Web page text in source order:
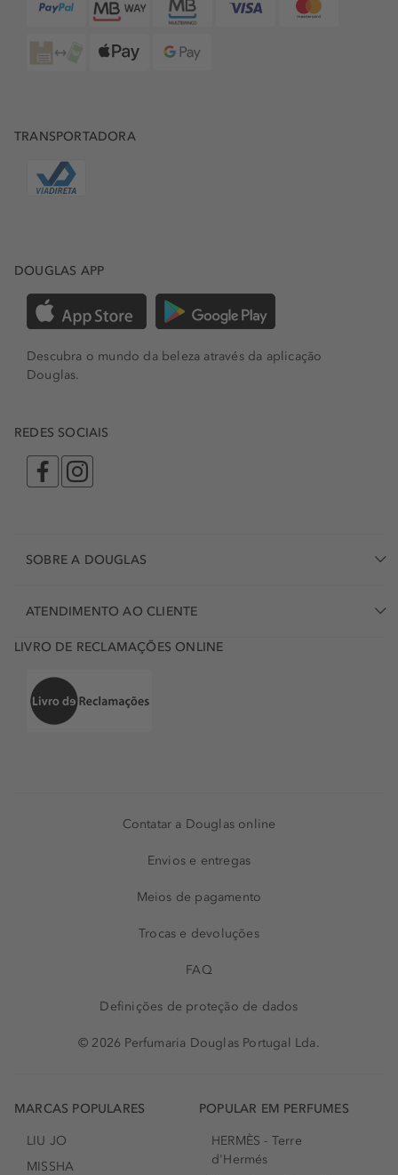
TRANSPORTADORA
DOUGLAS APP
Descubra o mundo da beleza através da aplicação
Douglas.
REDES SOCIAIS
SOBRE A DOUGLAS
ATENDIMENTO AO CLIENTE
LIVRO DE RECLAMAÇÕES ONLINE
Contatar a Douglas online
Envios e entregas
Meios de pagamento
Trocas e devoluções
FAQ
Definições de proteção de dados
© 2026 Perfumaria Douglas Portugal Lda.
MARCAS POPULARES
LIU JO
MISSHA
POPULAR EM PERFUMES
HERMÈS - Terre
d'Hermés